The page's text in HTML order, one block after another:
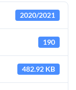
2020/2021
190
482.92 KB